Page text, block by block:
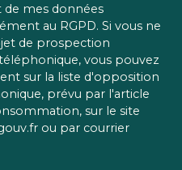
mes données
au RGPD. Si vous ne
de prospection
vous pouvez
sur la liste d'opposition
prévu par l'article
sur le site
ou par courrier